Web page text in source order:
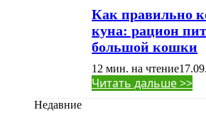
Как правильно
куна: рацион
большой кошки
12 мин. на чтение
Читать дальше >>
Недавние